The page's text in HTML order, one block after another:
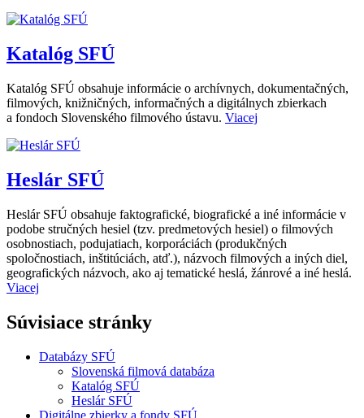
Katalóg SFÚ
Katalóg SFÚ obsahuje informácie o archívnych, dokumentačných,
filmových, knižničných, informačných a digitálnych zbierkach
a fondoch Slovenského filmového ústavu. Viacej
Heslár SFÚ
Heslár SFÚ obsahuje faktografické, biografické a iné informácie v
podobe stručných hesiel (tzv. predmetových hesiel) o filmových
osobnostiach, podujatiach, korporáciách (produkčných
spoločnostiach, inštitúciách, atď.), názvoch filmových a iných diel,
geografických názvoch, ako aj tematické heslá, žánrové a iné heslá.
Viacej
Súvisiace stránky
Databázy SFÚ
Slovenská filmová databáza
Katalóg SFÚ
Heslár SFÚ
Digitálne zbierky a fondy SFÚ